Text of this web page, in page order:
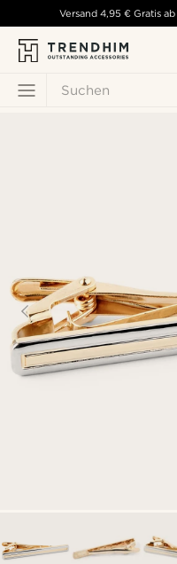
Suchen
Versand 4,95 € Gratis ab